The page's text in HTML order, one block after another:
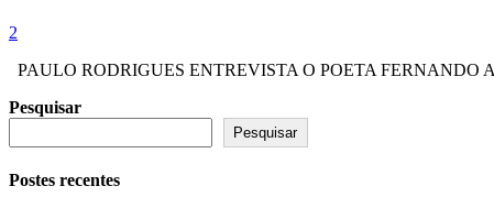
2
PAULO RODRIGUES ENTREVISTA O POETA FERNANDO
Pesquisar
Pesquisar
Postes recentes